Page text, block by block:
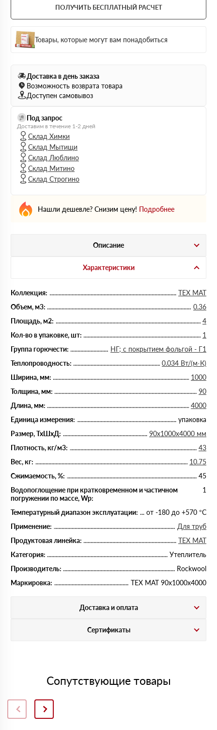
ПОЛУЧИТЬ БЕСПЛАТНЫЙ РАСЧЕТ
Товары, которые могут вам понадобиться
Доставка в день заказа
Возможность возврата товара
Доступен самовывоз
Под запрос
Доставим в течение 1-2 дней
Склад Химки
Склад Мытищи
Склад Люблино
Склад Митино
Склад Строгино
Нашли дешевле? Снизим цену! Подробнее
Описание
Характеристики
Коллекция:
ТЕХ МАТ
Объем, м3:
0.36
Площадь, м2:
4
Кол-во в упаковке, шт:
1
Группа горючести:
НГ; с покрытием фольгой - Г1
Теплопроводность:
0.034 Вт/(м·К)
Ширина, мм:
1000
Толщина, мм:
90
Длина, мм:
4000
Единица измерения:
упаковка
Размер, ТхШхД:
90х1000х4000 мм
Плотность, кг/м3:
43
Вес, кг:
10.75
Сжимаемость, %:
45
Водопоглощение при кратковременном и частичном
погружении по массе, Wp:
1
Температурный диапазон эксплуатации:
от -180 до +570 °С
Применение:
Для труб
Продуктовая линейка:
ТЕХ МАТ
Категория:
Утеплитель
Производитель:
Rockwool
Маркировка:
ТЕХ МАТ 90х1000х4000
Доставка и оплата
Сертификаты
Сопутствующие товары